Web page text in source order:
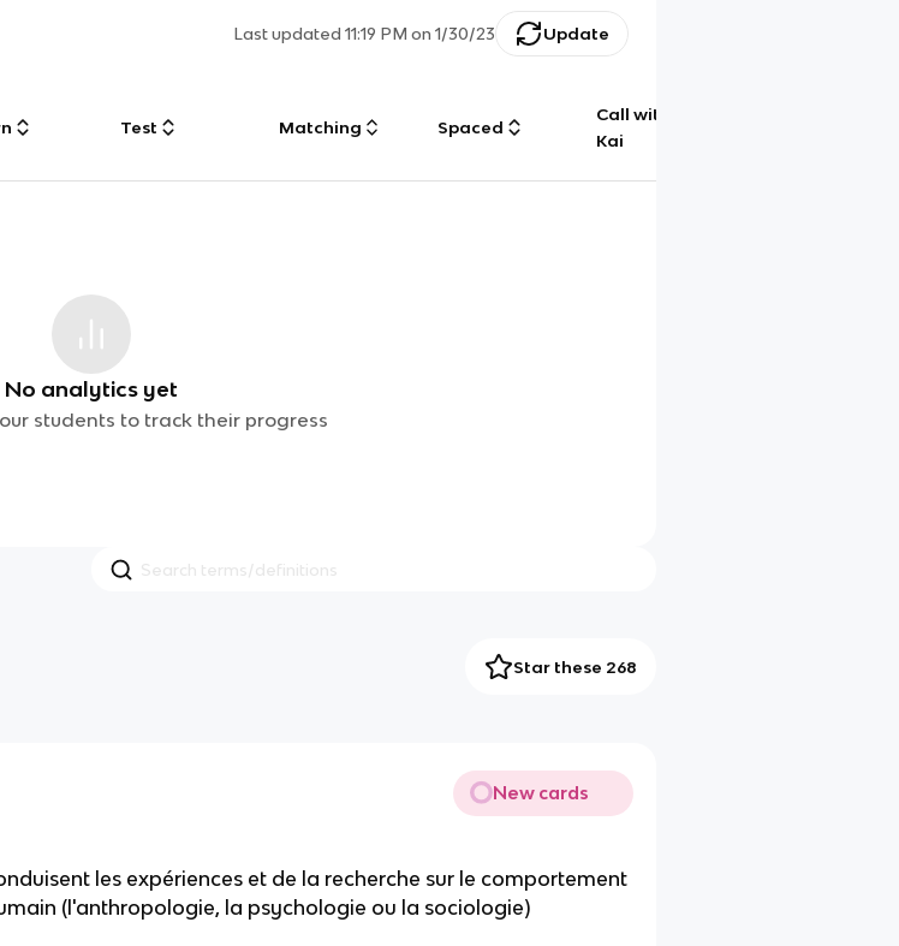
Last updated11:19 PM on 1/30/23 Update
Test Matching Spaced
Call with
Kai
No analytics yet
students to track their progress
Star these 268
New cards
les expériences et de la recherche sur le comportement
(l'anthropologie, la psychologie ou la sociologie)